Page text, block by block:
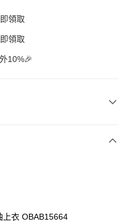
領取
領取
10%🎉
上衣 OBAB15664